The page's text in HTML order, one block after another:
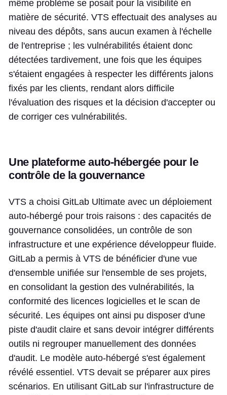
même problème se posait pour la visibilité en
matière de sécurité. VTS effectuait des analyses au
niveau des dépôts, sans aucun examen à l'échelle
de l'entreprise ; les vulnérabilités étaient donc
détectées tardivement, une fois que les équipes
s'étaient engagées à respecter les différents jalons
fixés par les clients, rendant alors difficile
l'évaluation des risques et la décision d'accepter ou
de corriger ces vulnérabilités.
Une plateforme auto-hébergée pour le
contrôle de la gouvernance
VTS a choisi GitLab Ultimate avec un déploiement
auto-hébergé pour trois raisons : des capacités de
gouvernance consolidées, un contrôle de son
infrastructure et une expérience développeur fluide.
GitLab a permis à VTS de bénéficier d'une vue
d'ensemble unifiée sur l'ensemble de ses projets,
en consolidant la gestion des vulnérabilités, la
conformité des licences logicielles et le scan de
sécurité. Les équipes ont ainsi pu disposer d'une
piste d'audit claire et sans devoir intégrer différents
outils ni regrouper manuellement des données
d'audit. Le modèle auto-hébergé s'est également
révélé essentiel. VTS devait se préparer aux pires
scénarios. En utilisant GitLab sur l'infrastructure de